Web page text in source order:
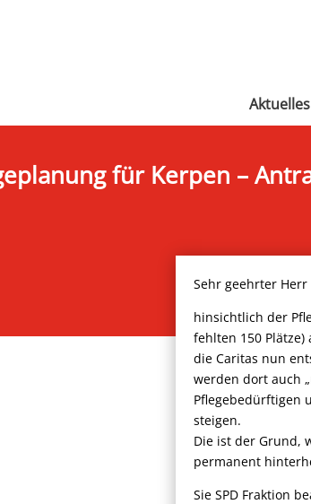
Aktuelles
für Kerpen –
Sehr geehrter
hinsichtlich der
fehlten 150
die Caritas nun
werden dort auch
Pflegebedürftigen
steigen.
Die ist der Grund,
permanent
Sie SPD Fraktion